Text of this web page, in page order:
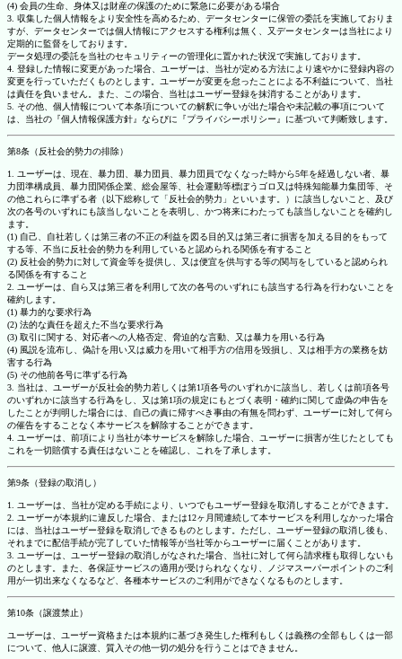
(4) 会員の生命、身体又は財産の保護のために緊急に必要がある場合
3. 収集した個人情報をより安全性を高めるため、データセンターに保管の委託を実施しておりま
すが、データセンターでは個人情報にアクセスする権利は無く、又データセンターは当社により
定期的に監督をしております。
データ処理の委託を当社のセキュリティーの管理化に置かれた状況で実施しております。
4. 登録した情報に変更があった場合、ユーザーは、当社が定める方法により速やかに登録内容の
変更を行っていただくものとします。ユーザーが変更を怠ったことによる不利益について、当社
は責任を負いません。また、この場合、当社はユーザー登録を抹消することがあります。
5. その他、個人情報について本条項についての解釈に争いが出た場合や未記載の事項について
は、当社の『個人情報保護方針』ならびに『プライバシーポリシー』に基づいて判断致します。
第8条（反社会的勢力の排除）
1. ユーザーは、現在、暴力団、暴力団員、暴力団員でなくなった時から5年を経過しない者、暴
力団準構成員、暴力団関係企業、総会屋等、社会運動等標ぼうゴロ又は特殊知能暴力集団等、そ
の他これらに準ずる者（以下総称して「反社会的勢力」といいます。）に該当しないこと、及び
次の各号のいずれにも該当しないことを表明し、かつ将来にわたっても該当しないことを確約し
ます。
(1) 自己、自社若しくは第三者の不正の利益を図る目的又は第三者に損害を加える目的をもって
する等、不当に反社会的勢力を利用していると認められる関係を有すること
(2) 反社会的勢力に対して資金等を提供し、又は便宜を供与する等の関与をしていると認められ
る関係を有すること
2. ユーザーは、自ら又は第三者を利用して次の各号のいずれにも該当する行為を行わないことを
確約します。
(1) 暴力的な要求行為
(2) 法的な責任を超えた不当な要求行為
(3) 取引に関する、対応者への人格否定、脅迫的な言動、又は暴力を用いる行為
(4) 風説を流布し、偽計を用い又は威力を用いて相手方の信用を毀損し、又は相手方の業務を妨
害する行為
(5) その他前各号に準ずる行為
3. 当社は、ユーザーが反社会的勢力若しくは第1項各号のいずれかに該当し、若しくは前項各号
のいずれかに該当する行為をし、又は第1項の規定にもとづく表明・確約に関して虚偽の申告を
したことが判明した場合には、自己の責に帰すべき事由の有無を問わず、ユーザーに対して何ら
の催告をすることなく本サービスを解除することができます。
4. ユーザーは、前項により当社が本サービスを解除した場合、ユーザーに損害が生じたとしても
これを一切賠償する責任はないことを確認し、これを了承します。
第9条（登録の取消し）
1. ユーザーは、当社が定める手続により、いつでもユーザー登録を取消しすることができます。
2. ユーザーが本規約に違反した場合、または12ヶ月間連続して本サービスを利用しなかった場合
には、当社はユーザー登録を取消しできるものとします。ただし、ユーザー登録の取消し後も、
それまでに配信手続が完了していた情報等が当社等からユーザーに届くことがあります。
3. ユーザーは、ユーザー登録の取消しがなされた場合、当社に対して何ら請求権も取得しないも
のとします。また、各保証サービスの適用が受けられなくなり、ノジマスーパーポイントのご利
用が一切出来なくなるなど、各種本サービスのご利用ができなくなるものとします。
第10条（譲渡禁止）
ユーザーは、ユーザー資格または本規約に基づき発生した権利もしくは義務の全部もしくは一部
について、他人に譲渡、質入その他一切の処分を行うことはできません。